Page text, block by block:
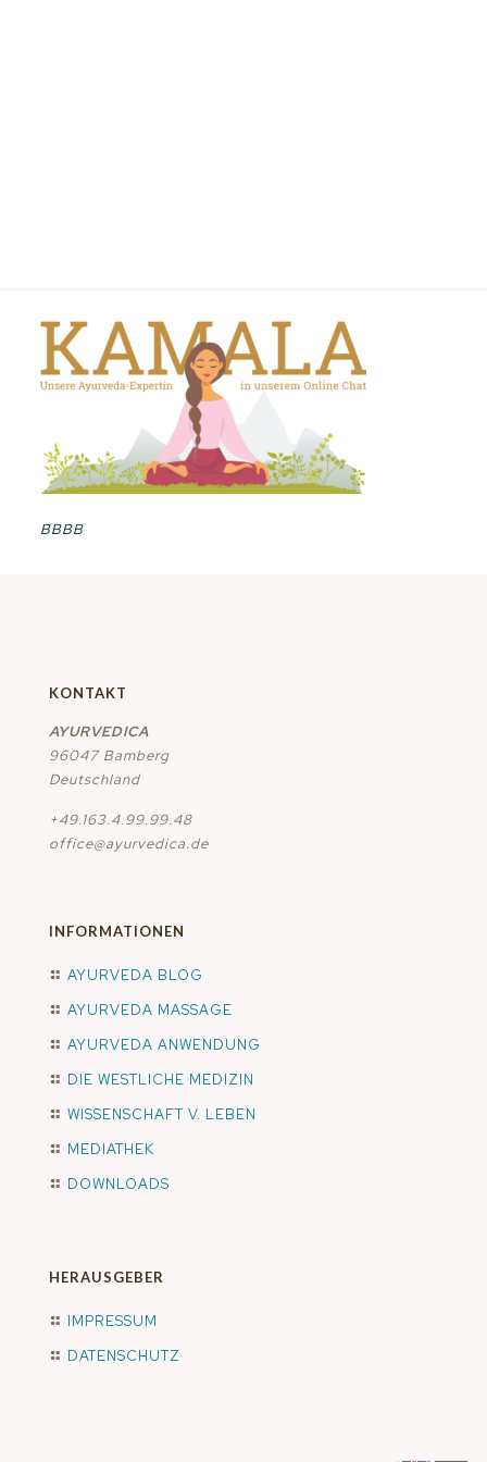
BBBB
KONTAKT
AYURVEDICA
96047 Bamberg
Deutschland
+49.163.4.99.99.48
office@ayurvedica.de
INFORMATIONEN
AYURVEDA BLOG
AYURVEDA MASSAGE
AYURVEDA ANWENDUNG
DIE WESTLICHE MEDIZIN
WISSENSCHAFT V. LEBEN
MEDIATHEK
DOWNLOADS
HERAUSGEBER
IMPRESSUM
DATENSCHUTZ